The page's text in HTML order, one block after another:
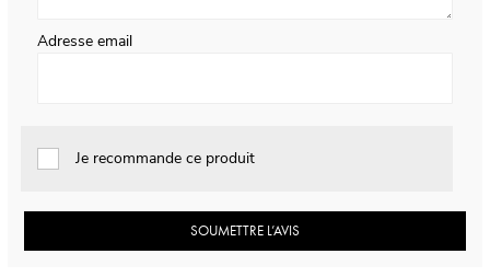
Adresse email
Je recommande ce produit
SOUMETTRE L’AVIS